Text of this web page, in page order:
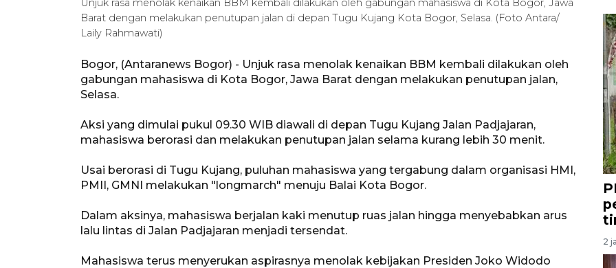
Unjuk rasa menolak kenaikan BBM kembali dilakukan oleh gabungan mahasiswa di Kota Bogor, Jawa
Barat dengan melakukan penutupan jalan di depan Tugu Kujang Kota Bogor, Selasa. (Foto Antara/
Laily Rahmawati)
Bogor, (Antaranews Bogor) - Unjuk rasa menolak kenaikan BBM kembali dilakukan oleh
gabungan mahasiswa di Kota Bogor, Jawa Barat dengan melakukan penutupan jalan,
Selasa.
Aksi yang dimulai pukul 09.30 WIB diawali di depan Tugu Kujang Jalan Padjajaran,
mahasiswa berorasi dan melakukan penutupan jalan selama kurang lebih 30 menit.
Usai berorasi di Tugu Kujang, puluhan mahasiswa yang tergabung dalam organisasi HMI,
PMII, GMNI melakukan "longmarch" menuju Balai Kota Bogor.
Dalam aksinya, mahasiswa berjalan kaki menutup ruas jalan hingga menyebabkan arus
lalu lintas di Jalan Padjajaran menjadi tersendat.
Mahasiswa terus menyerukan aspirasnya menolak kebijakan Presiden Joko Widodo
2